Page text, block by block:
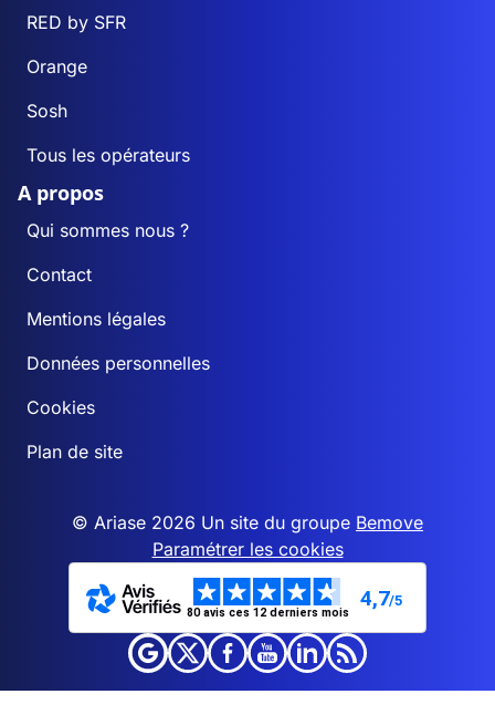
RED by SFR
Orange
Sosh
Tous les opérateurs
A propos
Qui sommes nous ?
Contact
Mentions légales
Données personnelles
Cookies
Plan de site
© Ariase 2026 Un site du groupe Bemove
Paramétrer les cookies
80 avis ces 12 derniers mois
4,7/5